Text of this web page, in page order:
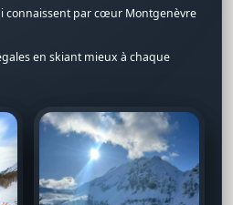
connaissent par cœur Montgenèvre
en skiant mieux à chaque